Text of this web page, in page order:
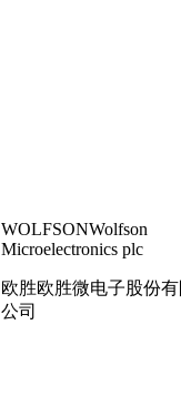
WOLFSONWolfson
Microelectronics plc
欧胜欧胜微电子股份
公司